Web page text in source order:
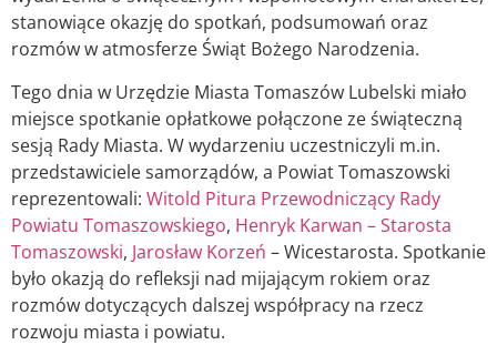
stanowiące okazję do spotkań, podsumowań oraz
rozmów watmosferze Świąt Bożego Narodzenia.
Tego dnia w Urzędzie Miasta Tomaszów Lubelski miało
miejsce spotkanie opłatkowe połączone ze świąteczną
sesją Rady Miasta. W wydarzeniu uczestniczyli m.in.
przedstawiciele samorządów, a Powiat Tomaszowski
reprezentowali: Witold Pitura Przewodniczący Rady
Powiatu Tomaszowskiego, Henryk Karwan – Starosta
Tomaszowski, Jarosław Korzeń – Wicestarosta. Spotkanie
było okazją do refleksji nad mijającym rokiem oraz
rozmów dotyczących dalszej współpracy na rzecz
rozwoju miasta i powiatu.